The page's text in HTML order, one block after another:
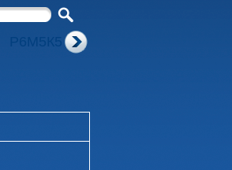
Р6М5К5